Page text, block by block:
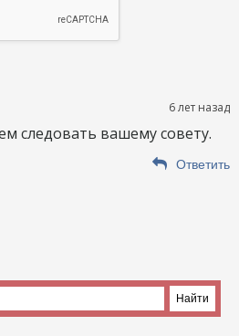
6 лет назад
следовать вашему совету.
Ответить